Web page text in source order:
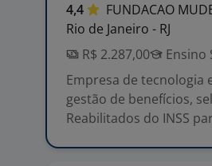
4,4 FUNDACAO
Rio de Janeiro - RJ
R$ 2.287,00
Ensino
Empresa de tecnologia
gestão de benefícios,
Reabilitados do INSS